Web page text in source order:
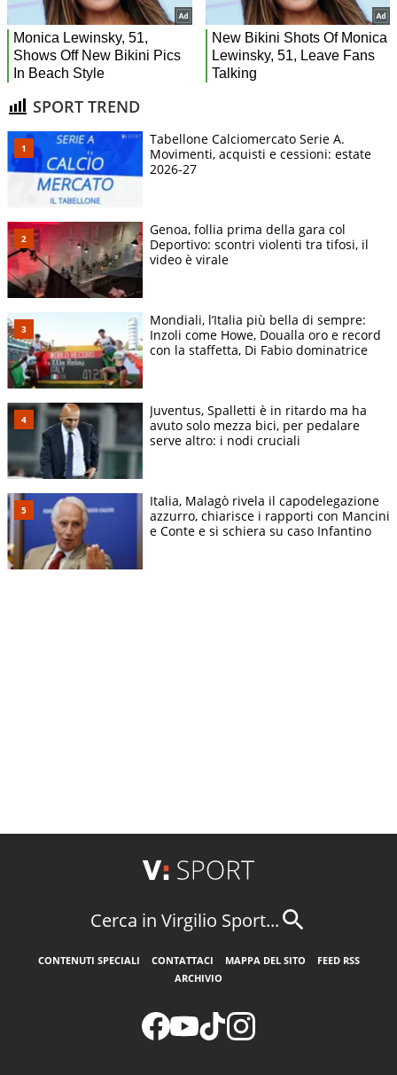
SPORT TREND
Tabellone Calciomercato Serie A.
Movimenti, acquisti e cessioni: estate
2026-27
Genoa, follia prima della gara col
Deportivo: scontri violenti tra tifosi, il
video è virale
Mondiali, l’Italia più bella di sempre:
Inzoli come Howe, Doualla oro e record
con la staffetta, Di Fabio dominatrice
Juventus, Spalletti è in ritardo ma ha
avuto solo mezza bici, per pedalare
serve altro: i nodi cruciali
Italia, Malagò rivela il capodelegazione
azzurro, chiarisce i rapporti con Mancini
e Conte e si schiera su caso Infantino
Cerca in Virgilio Sport...
CONTENUTI SPECIALI CONTATTACI MAPPA DEL SITO
FEED RSS
ARCHIVIO